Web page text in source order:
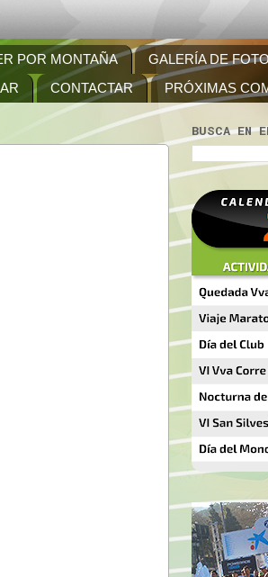
POR MONTAÑA
GALERÍA DE
CONTACTAR PRÓXIMAS
BUSCA EN